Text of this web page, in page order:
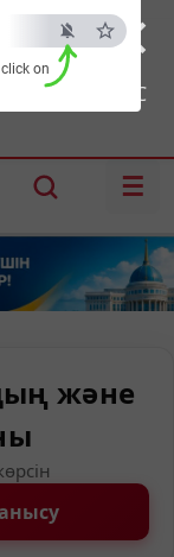
×
ESC
on
Шымкент:36°C
☰
және